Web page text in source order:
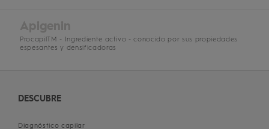
Apigenin
ProcapilTM - Ingrediente activo - conocido por sus propiedades
espesantes y densificadoras
DESCUBRE
Diagnóstico capilar